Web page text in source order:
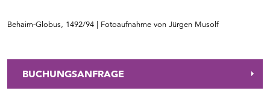
Behaim-Globus, 1492/94 | Fotoaufnahme von Jürgen Musolf
BUCHUNGSANFRAGE